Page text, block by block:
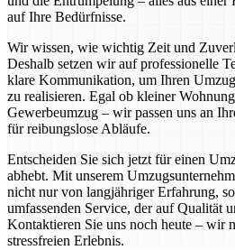
auf Ihre Bedürfnisse.
Wir wissen, wie wichtig Zeit und
Deshalb setzen wir auf professionelle
klare Kommunikation, um Ihren
zu realisieren. Egal ob kleiner
Gewerbeumzug – wir passen uns an
für reibungslose Abläufe.
Entscheiden Sie sich jetzt für einen
abhebt. Mit unserem
nicht nur von langjähriger Erfahrung,
umfassenden Service, der auf Qualität
Kontaktieren Sie uns noch heute – wir
stressfreien Erlebnis.